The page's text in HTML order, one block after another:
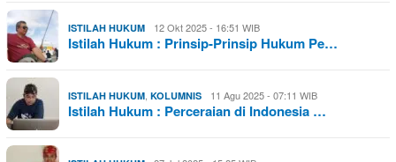
ISTILAH HUKUM 12 Okt 2025 - 16:51 WIB
Istilah Hukum : Prinsip-Prinsip Hukum Pe…
ISTILAH HUKUM, KOLUMNIS 11 Agu 2025 - 07:11 WIB
Istilah Hukum : Perceraian di Indonesia …